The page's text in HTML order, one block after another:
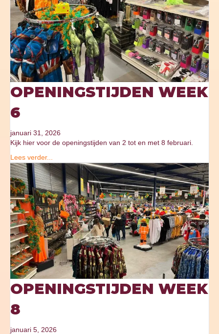
OPENINGSTIJDEN WEEK
6
januari 31, 2026
Kijk hier voor de openingstijden van 2 tot en met 8 februari.
Lees verder...
OPENINGSTIJDEN WEEK
8
januari 5, 2026